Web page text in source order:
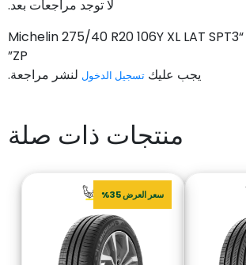
لا توجد مراجعات بعد.
كن أول من يقيم “Michelin 275/40 R20 106Y XL LAT SPT3
ZP”
يجب عليك تسجيل الدخول لنشر مراجعة.
منتجات ذات صلة
سعر العرض 35%